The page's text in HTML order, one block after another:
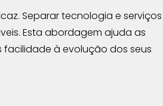
Separar tecnologia e serviços
Esta abordagem ajuda as
à evolução dos seus